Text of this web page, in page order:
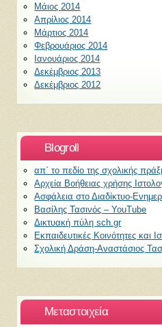
Μάιος 2014
Απρίλιος 2014
Μάρτιος 2014
Φεβρουάριος 2014
Ιανουάριος 2014
Δεκέμβριος 2013
Δεκέμβριος 2012
Blogroll
απ` το πεδίο της σχολικής
Αρχεία Βοήθειας χρήσης
Ασφάλεια στο Διαδίκτυο-
Βασίλης Τασινός – YouTube
Δικτυακή πύλη sch.gr
Εκπαιδευτικές Κοινότητες και
Σχολική Δράση-Αναστάσιος
Μεταστοιχεία